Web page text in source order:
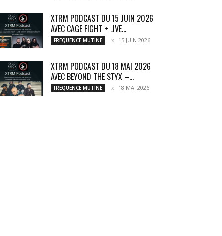
XTRM PODCAST DU 15 JUIN 2026
AVEC CAGE FIGHT + LIVE...
FREQUENCE MUTINE 15 JUIN 2026
XTRM PODCAST DU 18 MAI 2026
AVEC BEYOND THE STYX –...
FREQUENCE MUTINE 18 MAI 2026